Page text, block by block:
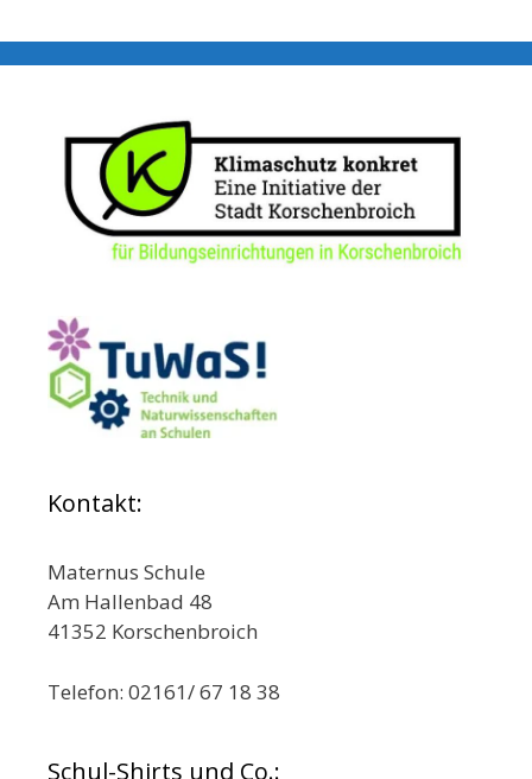
Kontakt:
Maternus Schule
Am Hallenbad 48
41352 Korschenbroich
Telefon: 02161/ 67 18 38
Schul-Shirts und Co.: